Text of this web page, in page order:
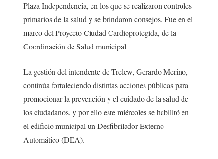
Plaza Independencia, en los que se realizaron controles
primarios de la salud y se brindaron consejos. Fue en el
marco del Proyecto Ciudad Cardioprotegida, de la
Coordinación de Salud municipal.
La gestión del intendente de Trelew, Gerardo Merino,
continúa fortaleciendo distintas acciones públicas para
promocionar la prevención y el cuidado de la salud de
los ciudadanos, y por ello este miércoles se habilitó en
el edificio municipal un Desfibrilador Externo
Automático (DEA).